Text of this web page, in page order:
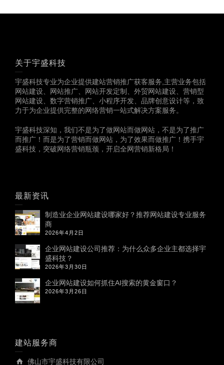
关于宇盛科技
宇盛科技专业为企业提供建站营销推广获客服务,主营业务包括
网站建设、网站推广、网站开发定制、外贸网站建设、营销型
网站建设、数字营销推广、小程序开发、品牌创意设计等，致
力于为企业提供完整的网络营销一站式解决方案服务。
宇盛科技深知，我们不是为了做网站而做网站，不是为了推广
而推广！而是为了营销而做网站，为了效果而做推广！携手宇
盛科技，突破网络营销瓶颈，开启全网营销新格局！
最新资讯
制造业企业网站建设哪家好？推荐网站建设专业服务
商
2026年4月2日
企业网站建设公司推荐：为什么众多企业主都选择宇
盛科技？
2026年3月30日
企业网站建设如何抓住AI搜索的黄金窗口？
2026年3月26日
建站服务商
佛山市宇盛科技有限公司